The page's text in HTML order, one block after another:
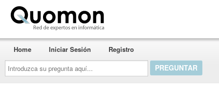
Introduzca
su
pregunta
aquí...
Home Iniciar Sesión Registro